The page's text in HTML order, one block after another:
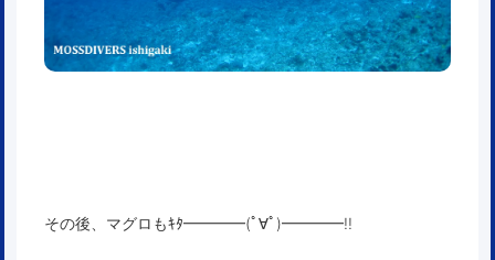
その後、マグロもｷﾀ━━━━(ﾟ∀ﾟ)━━━━!!